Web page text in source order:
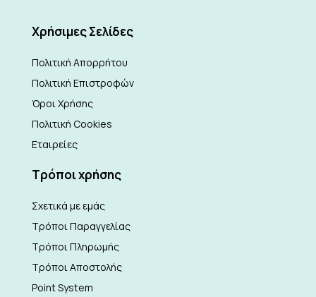
Xρήσιμες Σελίδες
Πολιτική Απορρήτου
Πολιτική Επιστροφών
Όροι Χρήσης
Πολιτική Cookies
Εταιρείες
Τρόποι χρήσης
Σχετικά με εμάς
Τρόποι Παραγγελίας
Τρόποι Πληρωμής
Τρόποι Αποστολής
Point System